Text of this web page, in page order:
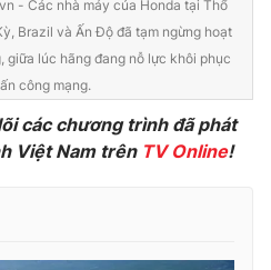
Podcast
- Các nhà máy của Honda tại Thổ
Brazil và Ấn Độ đã tạm ngừng hoạt
giữa lúc hãng đang nỗ lực khôi phục
công mạng.
các chương trình đã phát
Việt Nam trên TV Online!